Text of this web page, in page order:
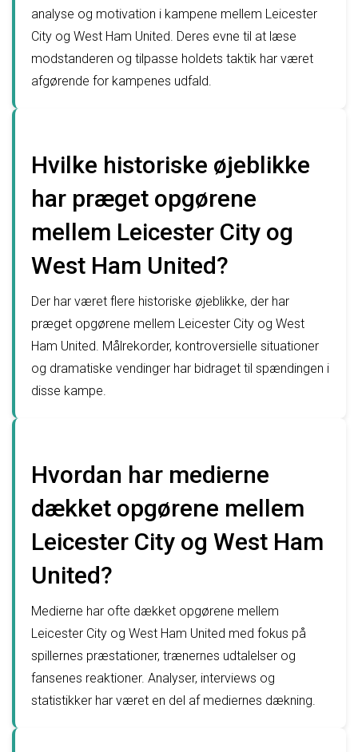
analyse og motivation i kampene mellem Leicester
City og West Ham United. Deres evne til at læse
modstanderen og tilpasse holdets taktik har været
afgørende for kampenes udfald.
Hvilke historiske øjeblikke
har præget opgørene
mellem Leicester City og
West Ham United?
Der har været flere historiske øjeblikke, der har
præget opgørene mellem Leicester City og West
Ham United. Målrekorder, kontroversielle situationer
og dramatiske vendinger har bidraget til spændingen i
disse kampe.
Hvordan har medierne
dækket opgørene mellem
Leicester City og West Ham
United?
Medierne har ofte dækket opgørene mellem
Leicester City og West Ham United med fokus på
spillernes præstationer, trænernes udtalelser og
fansenes reaktioner. Analyser, interviews og
statistikker har været en del af mediernes dækning.